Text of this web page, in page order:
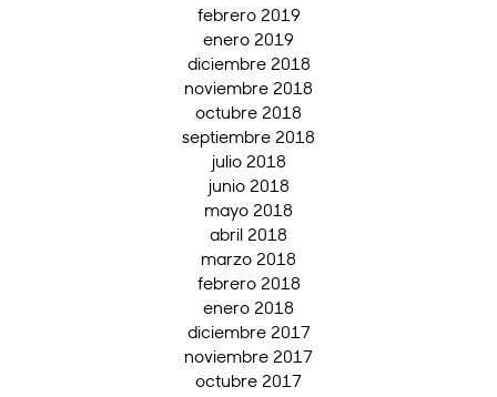
febrero 2019
enero 2019
diciembre 2018
noviembre 2018
octubre 2018
septiembre 2018
julio 2018
junio 2018
mayo 2018
abril 2018
marzo 2018
febrero 2018
enero 2018
diciembre 2017
noviembre 2017
octubre 2017